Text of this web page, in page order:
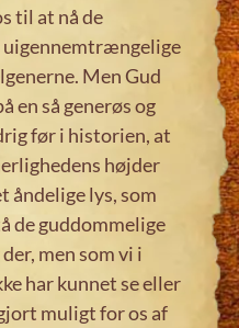
til at nå de
uigennemtrængelige
Men Gud
en så generøs og
før i historien, at
højder
åndelige lys, som
de guddommelige
men som vi i
har kunnet se eller
muligt for os af